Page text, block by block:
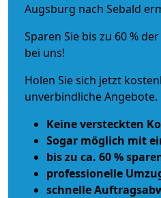
Augsburg nach Sebald
Sparen Sie bis zu 60 %
bei uns!
Holen Sie sich jetzt
unverbindliche Angebote.
Keine versteckten
Sogar möglich mit
bis zu ca. 60 %
professionelle
schnelle